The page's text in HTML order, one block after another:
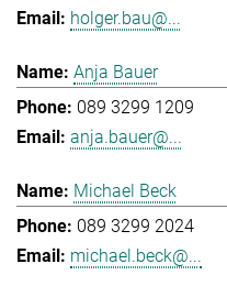
holger.bau@...
Anja Bauer
089 3299 1209
anja.bauer@...
Michael Beck
089 3299 2024
michael.beck@...